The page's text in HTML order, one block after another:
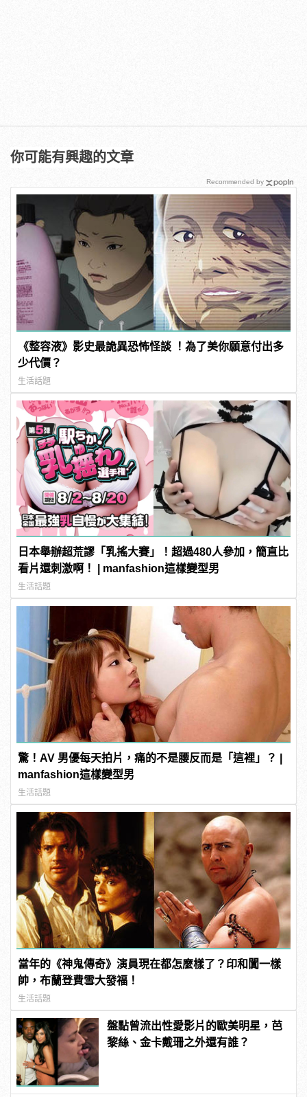
你可能有興趣的文章
《整容液》影史最詭異恐怖怪談 ！為了美你願意付出多
少代價？
生活話題
日本舉辦超荒謬「乳搖大賽」！超過480人參加，簡直比
看片還刺激啊！ | manfashion這樣變型男
生活話題
驚！AV 男優每天拍片，痛的不是腰反而是「這裡」？ |
manfashion這樣變型男
生活話題
當年的《神鬼傳奇》演員現在都怎麼樣了？印和闐一樣
帥，布蘭登費雪大發福！
生活話題
盤點曾流出性愛影片的歐美明星，芭
黎絲、金卡戴珊之外還有誰？
Recommended by